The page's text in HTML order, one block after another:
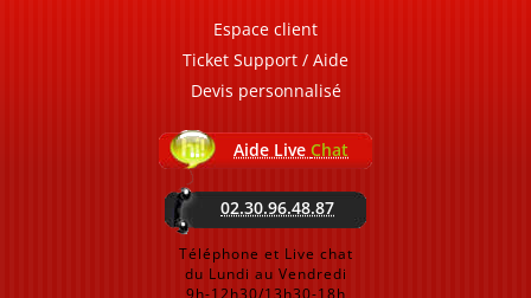
Espace client
Ticket Support / Aide
Devis personnalisé
Aide Live Chat
02.30.96.48.87
Téléphone et Live chat
du Lundi au Vendredi
9h-12h30/13h30-18h